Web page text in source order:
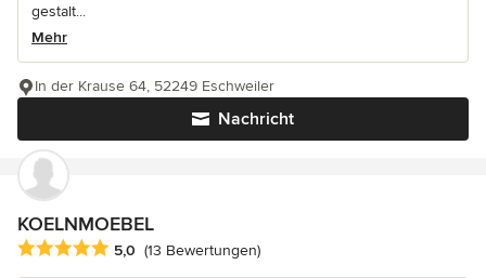
gestalt...
Mehr
Nachricht
In der Krause 64, 52249 Eschweiler
KOELNMOEBEL
Durchschnittliche Bewertung: 5 von 5 Sternen
5,0 (13 Bewertungen)